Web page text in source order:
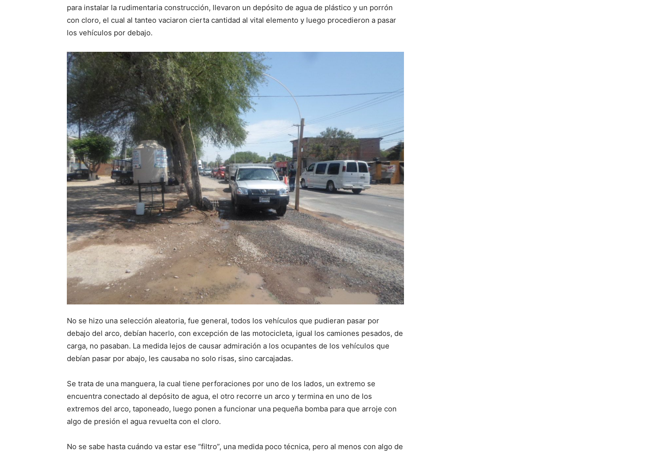
para instalar la rudimentaria construcción, llevaron un depósito de agua de plástico y un porrón
con cloro, el cual al tanteo vaciaron cierta cantidad al vital elemento y luego procedieron a pasar
los vehículos por debajo.
No se hizo una selección aleatoria, fue general, todos los vehículos que pudieran pasar por
debajo del arco, debían hacerlo, con excepción de las motocicleta, igual los camiones pesados, de
carga, no pasaban. La medida lejos de causar admiración a los ocupantes de los vehículos que
debían pasar por abajo, les causaba no solo risas, sino carcajadas.
Se trata de una manguera, la cual tiene perforaciones por uno de los lados, un extremo se
encuentra conectado al depósito de agua, el otro recorre un arco y termina en uno de los
extremos del arco, taponeado, luego ponen a funcionar una pequeña bomba para que arroje con
algo de presión el agua revuelta con el cloro.
No se sabe hasta cuándo va estar ese “filtro”, una medida poco técnica, pero al menos con algo de